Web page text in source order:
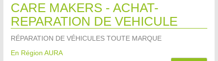
CARE MAKERS - ACHAT-
REPARATION DE VEHICULE
RÉPARATION DE VÉHICULES TOUTE MARQUE
En Région AURA